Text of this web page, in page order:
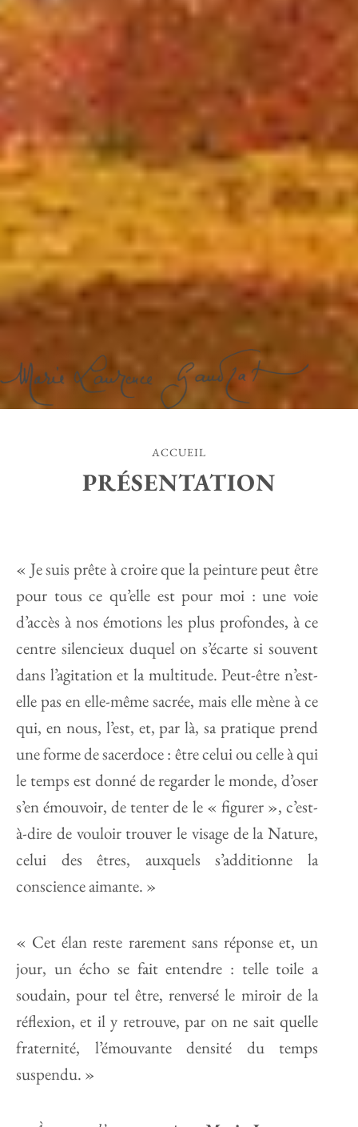
ACCUEIL
PRÉSENTATION
« Je suis prête à croire que la peinture peut être
pour tous ce qu’elle est pour moi : une voie
d’accès à nos émotions les plus profondes, à ce
centre silencieux duquel on s’écarte si souvent
dans l’agitation et la multitude. Peut-être n’est-
elle pas en elle-même sacrée, mais elle mène à ce
qui, en nous, l’est, et, par là, sa pratique prend
une forme de sacerdoce : être celui ou celle à qui
le temps est donné de regarder le monde, d’oser
s’en émouvoir, de tenter de le « figurer », c’est-
à-dire de vouloir trouver le visage de la Nature,
celui des êtres, auxquels s’additionne la
conscience aimante. »
« Cet élan reste rarement sans réponse et, un
jour, un écho se fait entendre : telle toile a
soudain, pour tel être, renversé le miroir de la
réflexion, et il y retrouve, par on ne sait quelle
fraternité, l’émouvante densité du temps
suspendu. »